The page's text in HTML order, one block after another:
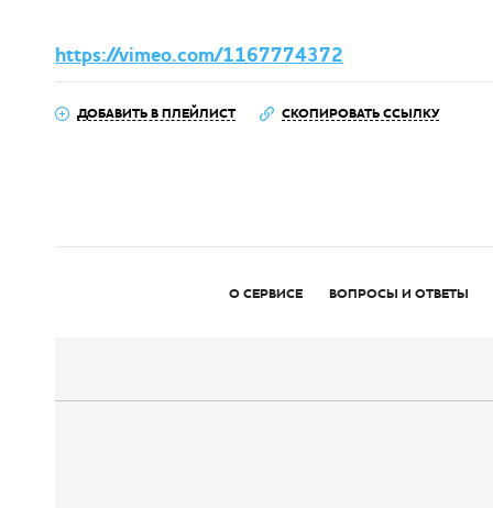
https://vimeo.com/1167774372
ДОБАВИТЬ В ПЛЕЙЛИСТ СКОПИРОВАТЬ ССЫЛКУ
О СЕРВИСЕ ВОПРОСЫ И ОТВЕТЫ